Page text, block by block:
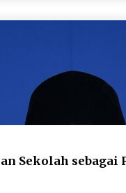
Sekolah sebagai